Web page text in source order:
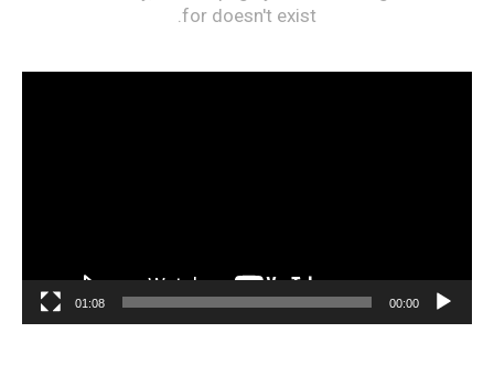
00:00
01:08